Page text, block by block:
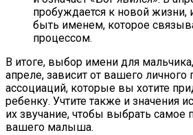
пробуждается к новой
быть именем, которое
процессом.
В итоге, выбор имени для
апреле, зависит от вашего личного
ассоциаций, которые вы хотите
ребенку. Учтите также и значения
их звучание, чтобы выбрать самое
вашего малыша.